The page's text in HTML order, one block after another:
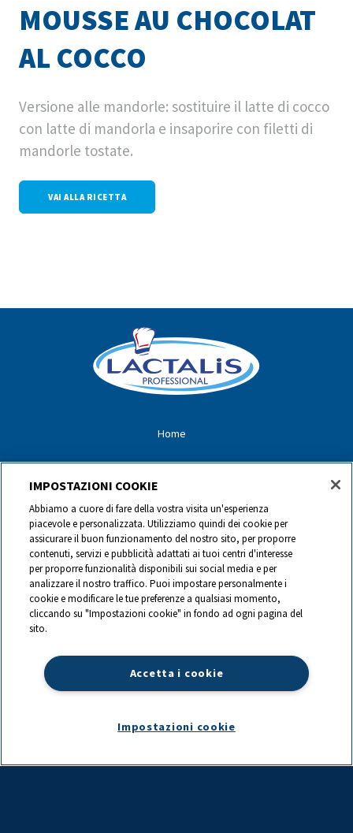
MOUSSE AU CHOCOLAT
AL COCCO
Versione alle mandorle: sostituire il latte di cocco
con latte di mandorla e insaporire con filetti di
mandorle tostate.
VAI ALLA RICETTA
Home
Chi siamo
Ricette
I nostri partner
I nostri marchi
info@ch.lactalis.com
IMPOSTAZIONI COOKIE
Abbiamo a cuore di fare della vostra visita un'esperienza
piacevole e personalizzata. Utilizziamo quindi dei cookie per
assicurare il buon funzionamento del nostro sito, per proporre
contenuti, servizi e pubblicità adattati ai tuoi centri d'interesse
per proporre funzionalità disponibili sui social media e per
analizzare il nostro traffico. Puoi impostare personalmente i
cookie e modificare le tue preferenze a qualsiasi momento,
cliccando su "Impostazioni cookie" in fondo ad ogni pagina del
sito.
Accetta i cookie
Impostazioni cookie